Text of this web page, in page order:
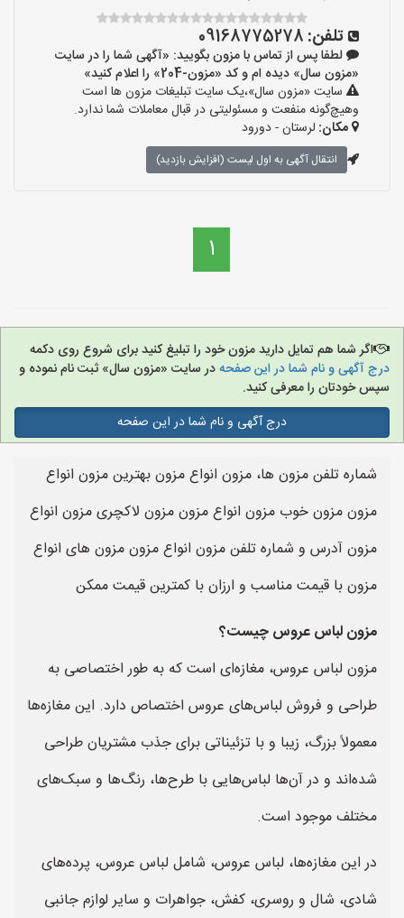
تلفن: 09168775278
لطفا پس از تماس با مزون بگویید: «آگهی شما را در سایت
«مزون سال» دیده ام و کد «مزون-204» را اعلام کنید»
سایت «مزون سال»،یک سایت تبلیغات مزون ها است
وهیچ‌گونه منفعت و مسئولیتی در قبال معاملات شما ندارد.
مکان: لرستان - دورود
انتقال آگهی به اول لیست (افزایش بازدید)
1
اگر شما هم تمایل دارید مزون خود را تبلیغ کنید برای شروع روی دکمه
درج آگهی و نام شما در این صفحهدر سایت «مزون سال» ثبت نام نموده و
سپس خودتان را معرفی کنید.
درج آگهی و نام شما در این صفحه
شماره تلفن مزون ها، مزون انواع مزون بهترین مزون انواع
مزون مزون خوب مزون انواع مزون مزون لاکچری مزون انواع
مزون آدرس و شماره تلفن مزون انواع مزون مزون های انواع
مزون با قیمت مناسب و ارزان با کمترین قیمت ممکن
مزون لباس عروس چیست؟
مزون لباس عروس، مغازه‌ای است که به طور اختصاصی به
طراحی و فروش لباس‌های عروس اختصاص دارد. این مغازه‌ها
معمولاً بزرگ، زیبا و با تزئیناتی برای جذب مشتریان طراحی
شده‌اند و در آن‌ها لباس‌هایی با طرح‌ها، رنگ‌ها و سبک‌های
مختلف موجود است.
در این مغازه‌ها، لباس عروس، شامل لباس عروس، پرده‌های
شادی، شال و روسری، کفش، جواهرات و سایر لوازم جانبی